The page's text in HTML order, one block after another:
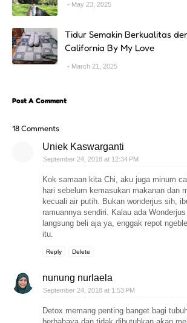
May 23, 2025
Tidur Semakin Berkualitas
California By My Love
March 21, 2025
Post A Comment
18 Comments
Uniek Kaswarganti
September 24, 2018 at 12:34 PM
Kok samaan kita Chi, aku juga minum
hari sebelum kemasukan makanan dan
kecuali air putih. Bukan wonderjus sih,
ramuannya sendiri. Kalau ada
langsung beli aja ya, enggak repot
itu.
Reply Delete
nunung nurlaela
September 24, 2018 at 1:53 PM
Detox memang penting banget bagi